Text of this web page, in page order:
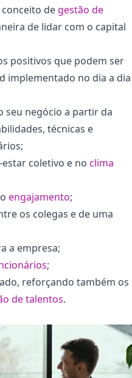
de gestão de
de lidar com o capital
positivos que podem ser
implementado no dia a dia
seu negócio a partir da
técnicas e
coletivo e no clima
engajamento;
os colegas e de uma
a empresa;
;
reforçando também os
de talentos.